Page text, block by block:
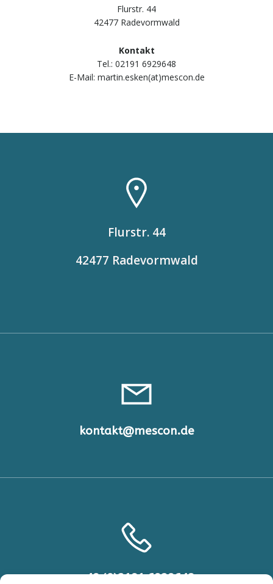
Flurstr. 44
42477 Radevormwald
Kontakt
Tel.: 02191 6929648
E-Mail: martin.esken(at)mescon.de
Flurstr. 44
42477 Radevormwald
kontakt@mescon.de
+49 (0)2191 6929648